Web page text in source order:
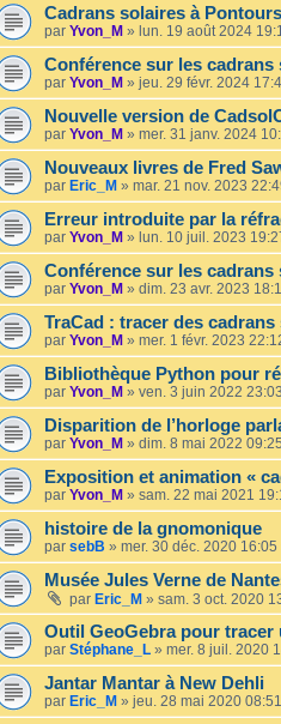
Cadrans solaires à Pontours
par Yvon_M » lun. 19 août 2024
Conférence sur les cadrans
par Yvon_M » jeu. 29 févr. 2024
Nouvelle version de
par Yvon_M » mer. 31 janv. 2024
Nouveaux livres de Fred
par Eric_M » mar. 21 nov. 2023
Erreur introduite par la
par Yvon_M » lun. 10 juil. 2023
Conférence sur les cadrans
par Yvon_M » dim. 23 avr. 2023
TraCad : tracer des cadrans
par Yvon_M » mer. 1 févr. 2023
Bibliothèque Python pour
par Yvon_M » ven. 3 juin 2022 23:03
Disparition de l’horloge
par Yvon_M » dim. 8 mai 2022 09:25
Exposition et animation «
par Yvon_M » sam. 22 mai 2021
histoire de la gnomonique
par sebB » mer. 30 déc. 2020 16:05
Musée Jules Verne de
par Eric_M » sam. 3 oct. 2020
Outil GeoGebra pour tracer
par Stéphane_L » mer. 8 juil. 2020
Jantar Mantar à New Dehli
par Eric_M » jeu. 28 mai 2020 08:51